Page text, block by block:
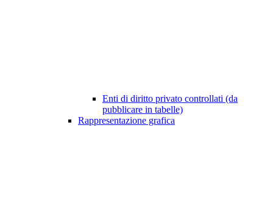
Enti di diritto privato controllati (da
pubblicare in tabelle)
Rappresentazione grafica